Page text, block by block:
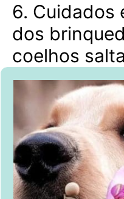
6. Cuidados
dos
coelhos